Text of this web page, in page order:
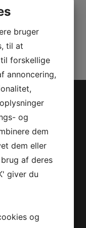
bruger
til at
forskellige
annoncering,
og
dem
dem eller
af deres
giver du
og